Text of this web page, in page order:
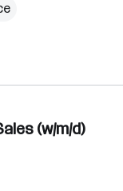
(w/m/d)